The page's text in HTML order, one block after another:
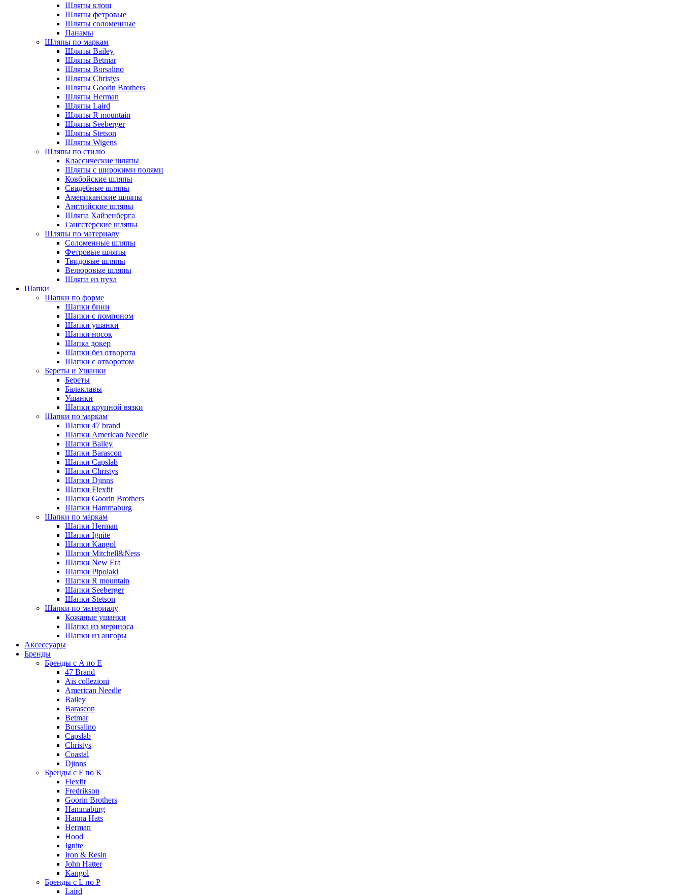
Шляпы клош
Шляпы фетровые
Шляпы соломенные
Панамы
Шляпы по маркам
Шляпы Bailey
Шляпы Betmar
Шляпы Borsalino
Шляпы Christys
Шляпы Goorin Brothers
Шляпы Herman
Шляпы Laird
Шляпы R mountain
Шляпы Seeberger
Шляпы Stetson
Шляпы Wigens
Шляпы по стилю
Классические шляпы
Шляпы с широкими полями
Ковбойские шляпы
Свадебные шляпы
Американские шляпы
Английские шляпы
Шляпа Хайзенберга
Гангстерские шляпы
Шляпы по материалу
Соломенные шляпы
Фетровые шляпы
Твидовые шляпы
Велюровые шляпы
Шляпа из пуха
Шапки
Шапки по форме
Шапки бини
Шапки с помпоном
Шапки ушанки
Шапки носок
Шапка докер
Шапки без отворота
Шапки с отворотом
Береты и Ушанки
Береты
Балаклавы
Ушанки
Шапки крупной вязки
Шапки по маркам
Шапки 47 brand
Шапки American Needle
Шапки Bailey
Шапки Barascon
Шапки Capslab
Шапки Christys
Шапки Djinns
Шапки Flexfit
Шапки Goorin Brothers
Шапки Hammaburg
Шапки по маркам
Шапки Herman
Шапки Ignite
Шапки Kangol
Шапки Mitchell&Ness
Шапки New Era
Шапки Pipolaki
Шапки R mountain
Шапки Seeberger
Шапки Stetson
Шапки по материалу
Кожаные ушанки
Шапка из мериноса
Шапки из ангоры
Аксессуары
Бренды
Бренды с A по E
47 Brand
Ais collezioni
American Needle
Bailey
Barascon
Betmar
Borsalino
Capslab
Christys
Coastal
Djinns
Бренды с F по K
Flexfit
Fredrikson
Goorin Brothers
Hammaburg
Hanna Hats
Herman
Hood
Ignite
Iron & Resin
John Hatter
Kangol
Бренды с L по P
Laird